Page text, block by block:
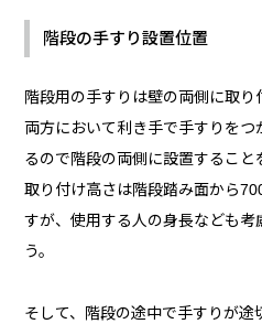
階段の手すり設置位置
階段用の手すりは壁の両側に取り
両方において利き手で手すりを
るので階段の両側に設置すること
取り付け高さは階段踏み面から
すが、使用する人の身長なども考
う。
そして、階段の途中で手すりが